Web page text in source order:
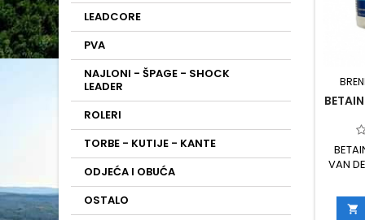
LEADCORE
PVA
NAJLONI - ŠPAGE - SHOCK
LEADER
ROLERI
TORBE - KUTIJE - KANTE
ODJEĆA I OBUĆA
OSTALO
VAN
